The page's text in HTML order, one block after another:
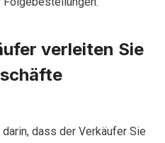
verleiten Sie
dass der Verkäufer Sie